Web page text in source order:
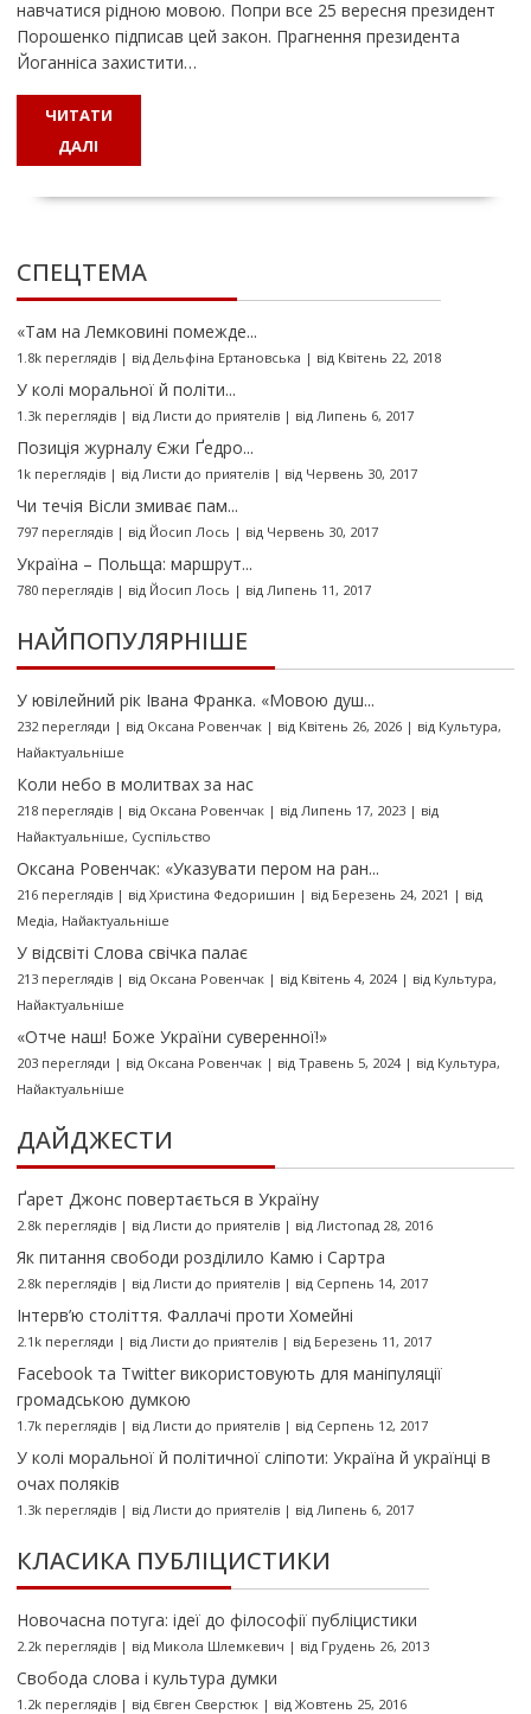
навчатися рідною мовою. Попри все 25 вересня президент
Порошенко підписав цей закон. Прагнення президента
Йоганніса захистити…
ЧИТАТИ
ДАЛІ
СПЕЦТЕМА
«Там на Лемковині помежде...
1.8k переглядів| від Дельфіна Ертановська | від Квітень 22, 2018
У колі моральної й політи...
1.3k переглядів| від Листи до приятелів| від Липень 6, 2017
Позиція журналу Єжи Ґедро...
1k переглядів| від Листи до приятелів| від Червень 30, 2017
Чи течія Вісли змиває пам...
797 переглядів| від Йосип Лось | від Червень 30, 2017
Україна – Польща: маршрут...
780 переглядів| від Йосип Лось | від Липень 11, 2017
НАЙПОПУЛЯРНІШЕ
У ювілейний рік Івана Франка. «Мовою душ...
232 перегляди | від Оксана Ровенчак| від Квітень 26, 2026| від Культура,
Найактуальніше
Коли небо в молитвах за нас
218 переглядів| від Оксана Ровенчак| від Липень 17, 2023| від
Найактуальніше, Суспільство
Оксана Ровенчак: «Указувати пером на ран...
216 переглядів| від Христина Федоришин | від Березень 24, 2021 | від
Медіа, Найактуальніше
У відсвіті Слова свічка палає
213 переглядів| від Оксана Ровенчак| від Квітень 4, 2024| від Культура,
Найактуальніше
«Отче наш! Боже України суверенної!»
203 перегляди | від Оксана Ровенчак| від Травень 5, 2024| від Культура,
Найактуальніше
ДАЙДЖЕСТИ
Ґарет Джонс повертається в Україну
2.8k переглядів| від Листи до приятелів| від Листопад 28, 2016
Як питання свободи розділило Камю і Сартра
2.8k переглядів| від Листи до приятелів| від Серпень 14, 2017
Інтерв’ю століття. Фаллачі проти Хомейні
2.1k перегляди | від Листи до приятелів| від Березень 11, 2017
Facebook та Twitter використовують для маніпуляції
громадською думкою
1.7k переглядів| від Листи до приятелів| від Серпень 12, 2017
У колі моральної й політичної сліпоти: Україна й українці в
очах поляків
1.3k переглядів| від Листи до приятелів| від Липень 6, 2017
КЛАСИКА ПУБЛІЦИСТИКИ
Новочасна потуга: ідеї до філософії публіцистики
2.2k переглядів| від Микола Шлемкевич | від Грудень 26, 2013
Свобода слова і культура думки
1.2k переглядів| від Євген Сверстюк| від Жовтень 25, 2016